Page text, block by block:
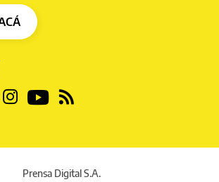
Prensa Digital S.A.